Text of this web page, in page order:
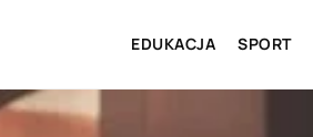
EDUKACJA SPORT